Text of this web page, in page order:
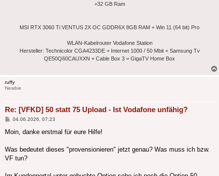
+32 GB Ram
MSI RTX 3060 Ti VENTUS 2X OC GDDR6X 8GB RAM + Win 11 (64 bit) Pro
WLAN-Kabelrouter Vodafone Station
Hersteller: Technicolor CGA4233DE + Internet 1000 / 50 Mbit + Samsung Tv
QE50Q60CAUXXN + Cable Box 3 = GigaTV Home Box
ruffy
Newbie
Re: [VFKD] 50 statt 75 Upload - Ist Vodafone unfähig?
Beitrag
04.06.2026, 07:23
Moin, danke erstmal für eure Hilfe!
Was bedeutet dieses "provensionieren" jetzt genau? Was muss ich bzw.
VF tun?